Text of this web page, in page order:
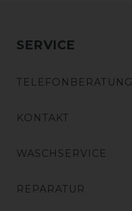
SERVICE
TELEFONBERATUNG
KONTAKT
WASCHSERVICE
REPARATUR